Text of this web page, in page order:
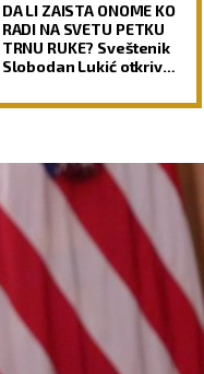
DA LI ZAISTA ONOME KO
RADI NA SVETU PETKU
TRNU RUKE? Sveštenik
Slobodan Lukić otkriva
ovih verovanja